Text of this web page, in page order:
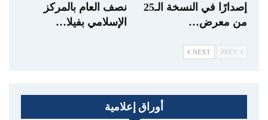
إصدارًا في النسخة الـ25
من معرض…
نصف العام بالمركز
الإسلامي بفيلا…
NEXT
أوراق إعلامية